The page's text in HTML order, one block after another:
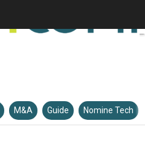
M&A Guide Nomine Tech